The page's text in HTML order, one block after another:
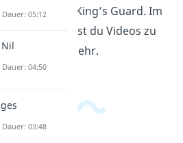
wie die King’s Guard. Im
findest du Videos zu
Big Ben und mehr.
Dauer: 05:12
Dauer: 04:50
03:48